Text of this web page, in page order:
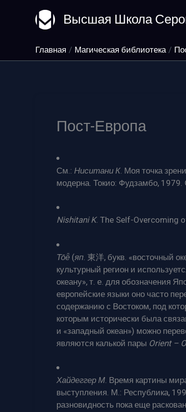
содержимому
Высшая Школа
Главная Магическая библиотека
Пост-Европа
См.: Ниситани К. Моя точка
модерна. Токио: Фудзамбо,
Nishitani K. The Self-Overcoming
То̄ё̄ (яп. 東洋, букв. «восточный
культурный регион и
океану», т. е. для обозначения
европейские языки оно часто
содержанию с Востоком, под
которым исторически была
и «западный океан») можно
являются калькой пары Orient –
Хайдеггер М. Время картины
выступления. М.: Республика,
разновидность пока еще